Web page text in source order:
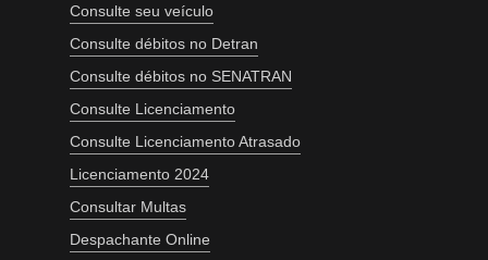
Consulte seu veículo
Consulte débitos no Detran
Consulte débitos no SENATRAN
Consulte Licenciamento
Consulte Licenciamento Atrasado
Licenciamento 2024
Consultar Multas
Despachante Online